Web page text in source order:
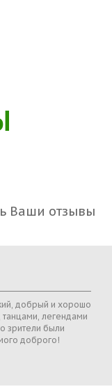
Ваши отзывы
добрый и хорошо
легендами
зрители были
доброго!